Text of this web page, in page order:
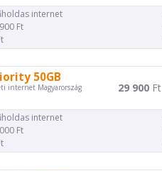
internet
Ft
50GB
internet Magyarország
29 900Ft
internet
Ft